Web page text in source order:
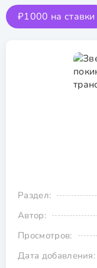
₽1000 на ставки
Раздел:
Автор:
Просмотров:
Дата добавления: